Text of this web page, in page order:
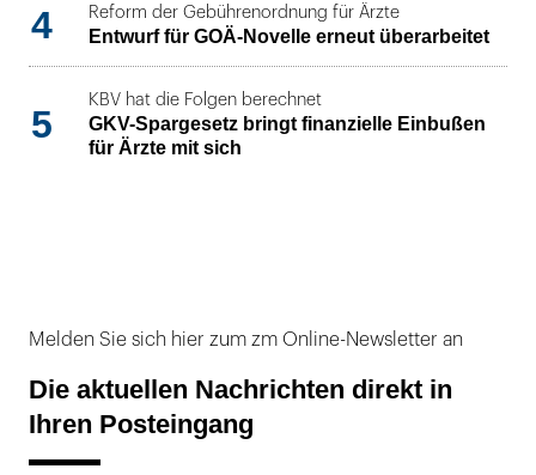
4 Reform der Gebührenordnung für Ärzte
Entwurf für GOÄ-Novelle erneut überarbeitet
5
KBV hat die Folgen berechnet
GKV-Spargesetz bringt finanzielle Einbußen
für Ärzte mit sich
Melden Sie sich hier zum zm Online-Newsletter an
Die aktuellen Nachrichten direkt in
Ihren Posteingang